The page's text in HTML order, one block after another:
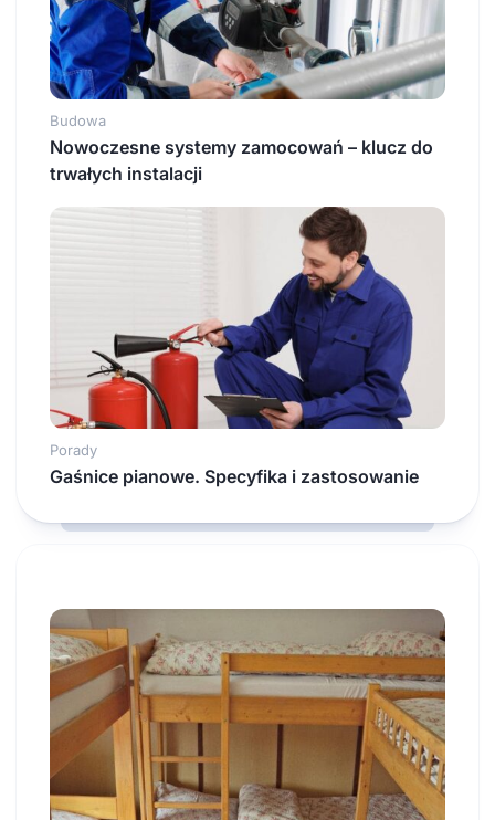
Budowa
Nowoczesne systemy zamocowań – klucz do
trwałych instalacji
Porady
Gaśnice pianowe. Specyfika i zastosowanie